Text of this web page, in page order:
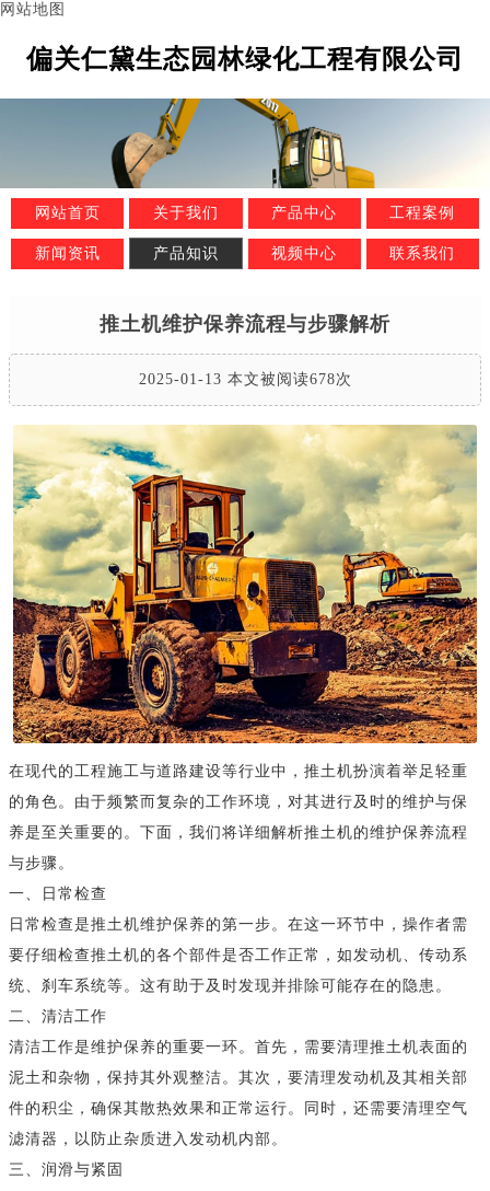
网站地图
偏关仁黛生态园林绿化工程有限公司
网站首页 关于我们 产品中心 工程案例
新闻资讯 产品知识 视频中心 联系我们
推土机维护保养流程与步骤解析
2025-01-13 本文被阅读678次
在现代的工程施工与道路建设等行业中，推土机扮演着举足轻重
的角色。由于频繁而复杂的工作环境，对其进行及时的维护与保
养是至关重要的。下面，我们将详细解析推土机的维护保养流程
与步骤。
一、日常检查
日常检查是推土机维护保养的第一步。在这一环节中，操作者需
要仔细检查推土机的各个部件是否工作正常，如发动机、传动系
统、刹车系统等。这有助于及时发现并排除可能存在的隐患。
二、清洁工作
清洁工作是维护保养的重要一环。首先，需要清理推土机表面的
泥土和杂物，保持其外观整洁。其次，要清理发动机及其相关部
件的积尘，确保其散热效果和正常运行。同时，还需要清理空气
滤清器，以防止杂质进入发动机内部。
三、润滑与紧固